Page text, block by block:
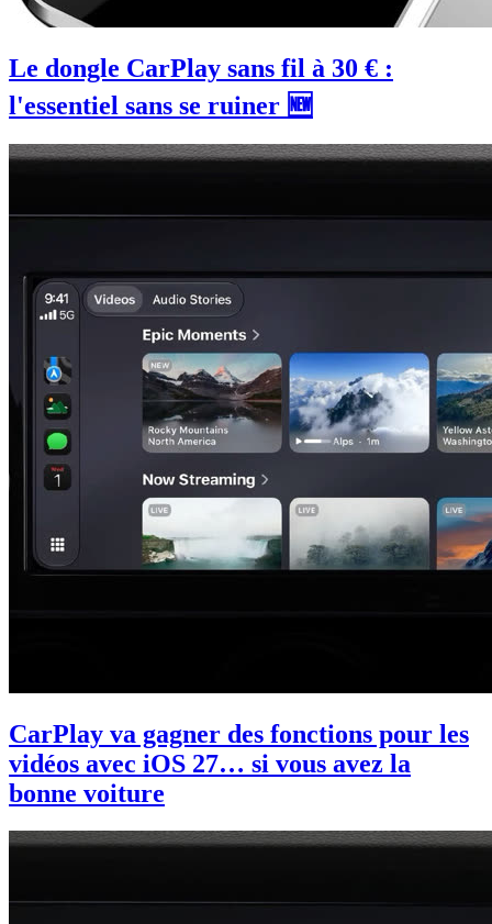
Le dongle CarPlay sans fil à 30 € :
l'essentiel sans se ruiner 🆕
CarPlay va gagner des fonctions pour les
vidéos avec iOS 27… si vous avez la
bonne voiture